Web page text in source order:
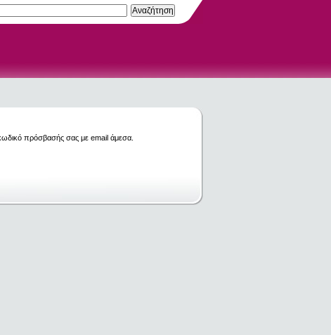
πρόσβασής σας με email άμεσα.